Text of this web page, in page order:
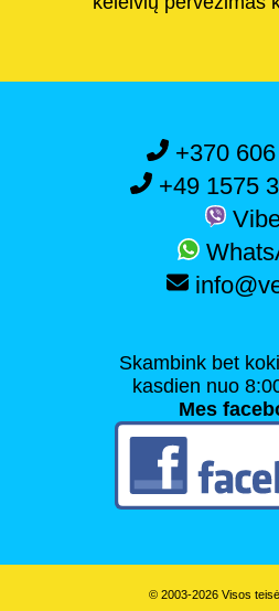
+370 606
+49 1575
Skambink bet
kasdien nuo
Mes
© 2003-2026 Visos